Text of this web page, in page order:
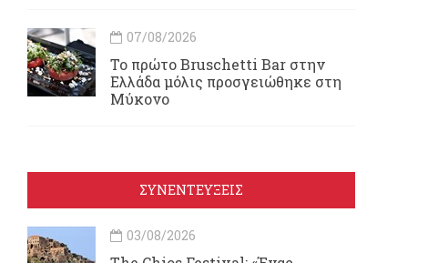
07/08/2026
Το πρώτο Bruschetti Bar στην
Ελλάδα μόλις προσγειώθηκε στη
Μύκονο
ΣΥΝΕΝΤΕΥΞΕΙΣ
03/08/2026